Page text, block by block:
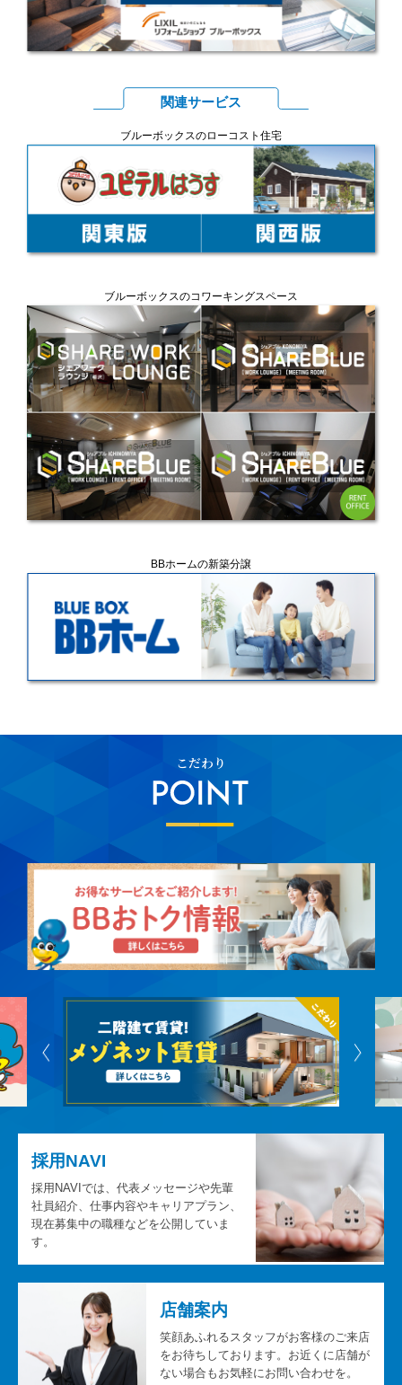
関連サービス
ブルーボックスのローコスト住宅
ブルーボックスのコワーキングスペース
BBホームの新築分譲
こだわり
採用NAVI
採用NAVIでは、代表メッセージや先輩
社員紹介、仕事内容やキャリアプラン、
現在募集中の職種などを公開していま
す。
店舗案内
笑顔あふれるスタッフがお客様のご来店
をお待ちしております。お近くに店舗が
ない場合もお気軽にお問い合わせを。